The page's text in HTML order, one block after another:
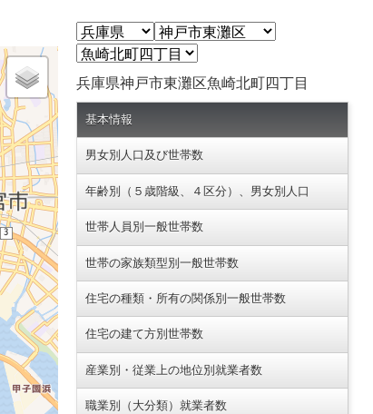
兵庫県神戸市東灘区魚崎北町四丁目
基本情報
男女別人口及び世帯数
年齢別（５歳階級、４区分）、男女別人口
世帯人員別一般世帯数
世帯の家族類型別一般世帯数
住宅の種類・所有の関係別一般世帯数
住宅の建て方別世帯数
産業別・従業上の地位別就業者数
職業別（大分類）就業者数